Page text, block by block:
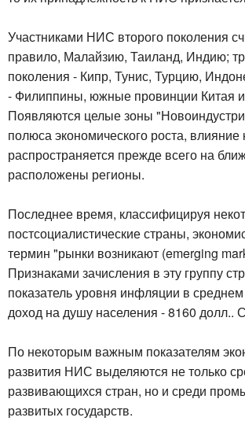
Участниками НИС второго поколения
правило, Малайзию, Таиланд, Индию;
поколения - Кипр, Тунис, Турцию,
- Филиппины, южные провинции Китая
Появляются целые зоны
полюса экономического роста, влияние
распространяется прежде всего на
расположены регионы.
Последнее время, классифицируя
постсоциалистические страны,
термин "рынки возникают (emerging
Признаками зачисления в эту группу
показатель уровня инфляции в
доход на душу населения - 8160 долл..
По некоторым важным показателям
развития НИС выделяются не только
развивающихся стран, но и среди
развитых государств.